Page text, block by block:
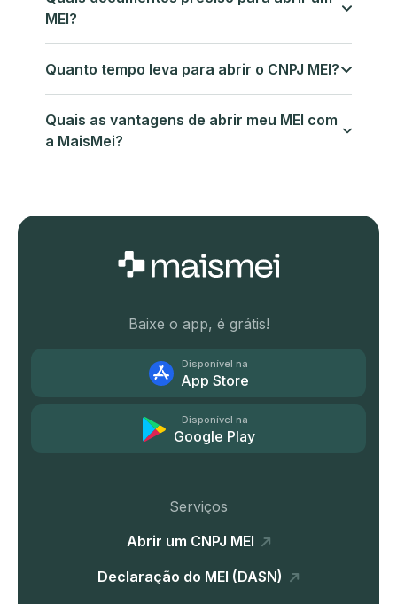
MEI?
Quanto tempo leva para abrir o CNPJ MEI?
Quais as vantagens de abrir meu MEI com
a MaisMei?
Baixe o app, é grátis!
Disponível na
App Store
Disponível na
Google Play
Serviços
Abrir um CNPJ MEI
Declaração do MEI (DASN)